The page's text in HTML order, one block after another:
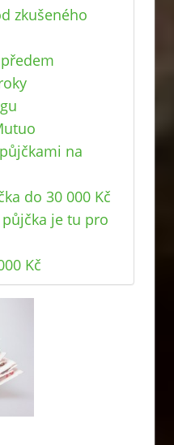
zkušeného
na
do 30 000 Kč
je tu pro
Kč